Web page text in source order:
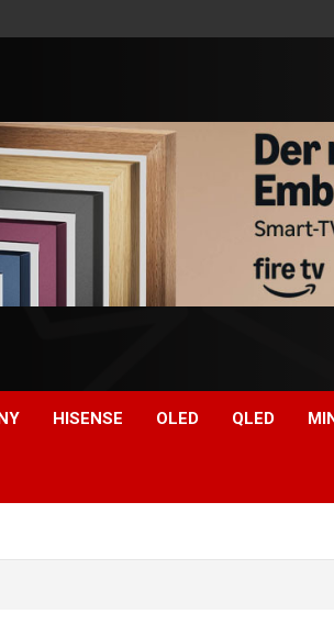
HISENSE OLED QLED